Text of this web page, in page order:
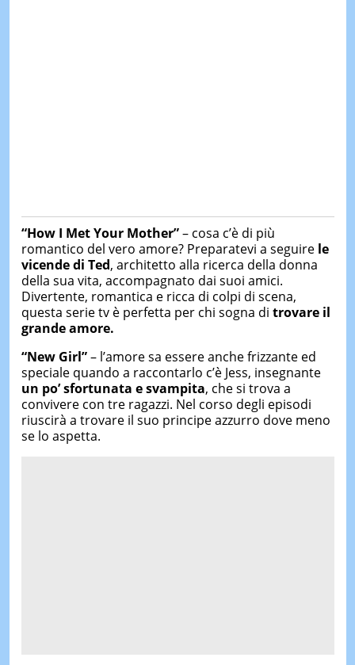
“How I Met Your Mother”– cosa c’è di più
romantico del vero amore? Preparatevi a seguirele
vicende di Ted, architetto alla ricerca della donna
della sua vita, accompagnato dai suoi amici.
Divertente, romantica e ricca di colpi di scena,
questa serie tv è perfetta per chi sogna di trovare il
grande amore.
“New Girl”– l’amore sa essere anche frizzante ed
speciale quando a raccontarlo c’è Jess, insegnante
un po’ sfortunata e svampita, che si trova a
convivere con tre ragazzi. Nel corso degli episodi
riuscirà a trovare il suo principe azzurro dove meno
se lo aspetta.